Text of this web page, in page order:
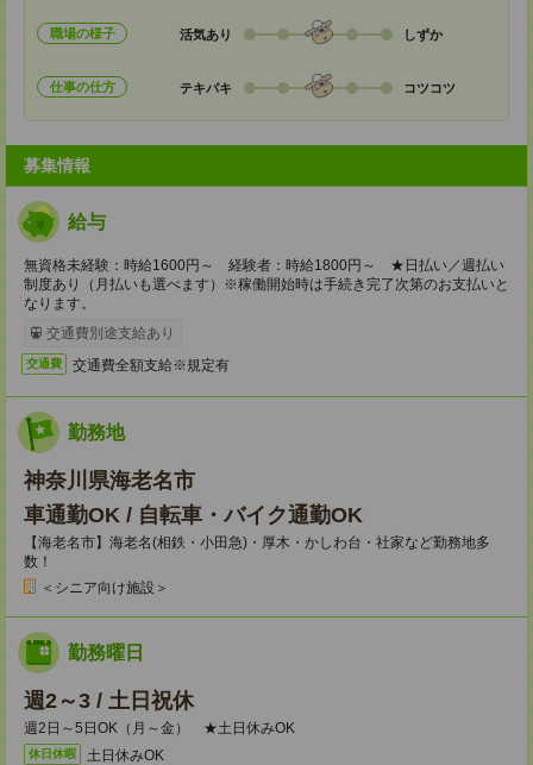
職場の様子 活気あり しずか
仕事の仕方 テキパキ コツコツ
募集情報
給与
無資格未経験：時給1600円～ 経験者：時給1800円～ ★日払い／週払い
制度あり（月払いも選べます）※稼働開始時は手続き完了次第のお支払いと
なります。
交通費別途支給あり
交通費 交通費全額支給※規定有
勤務地
神奈川県海老名市
車通勤OK / 自転車・バイク通勤OK
【海老名市】海老名(相鉄・小田急)・厚木・かしわ台・社家など勤務地多
数！
＜シニア向け施設＞
勤務曜日
週2～3 / 土日祝休
週2日～5日OK（月～金） ★土日休みOK
休日休暇 土日休みOK